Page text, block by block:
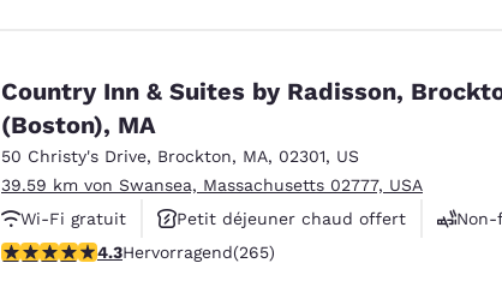
Country Inn & Suites by Radisson,
(Boston), MA
50 Christy's Drive, Brockton, MA, 02301, US
39.59 km von Swansea, Massachusetts 02777, USA
Wi-Fi gratuit
Petit déjeuner chaud offert
4.29-Sterne-Bewertung. Hervorragend. 265 Bewertungen
4.3Hervorragend(265)